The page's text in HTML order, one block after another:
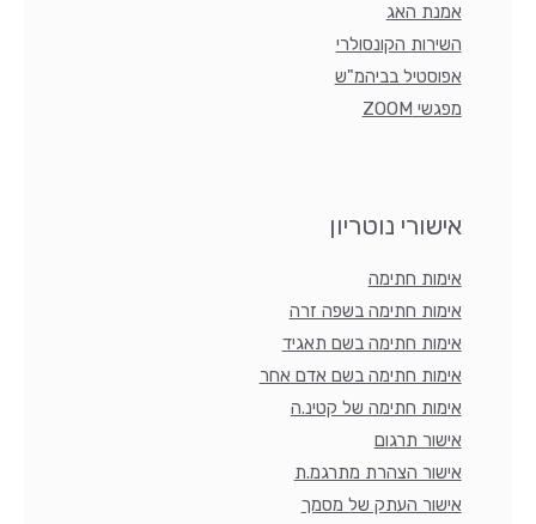
אמנת האג
השירות הקונסולרי
אפוסטיל בביהמ"ש
מפגשי ZOOM
אישורי נוטריון
אימות חתימה
אימות חתימה בשפה זרה
אימות חתימה בשם תאגיד
אימות חתימה בשם אדם אחר
אימות חתימה של קטינ.ה
אישור תרגום
אישור הצהרת מתרגמ.ת
אישור העתק של מסמך